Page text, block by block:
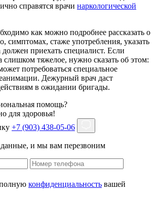
справятся врачи наркологической
как можно подробнее рассказать о
симптомах, стаже употребления, указать
приехать специалист. Если
слишком тяжелое, нужно сказать об этом:
потребоваться специальное
Дежурный врач даст
в ожидании бригады.
помощь?
для здоровья!
+7 (903) 438-05-06
данные, и мы вам перезвоним
конфиденциальность вашей